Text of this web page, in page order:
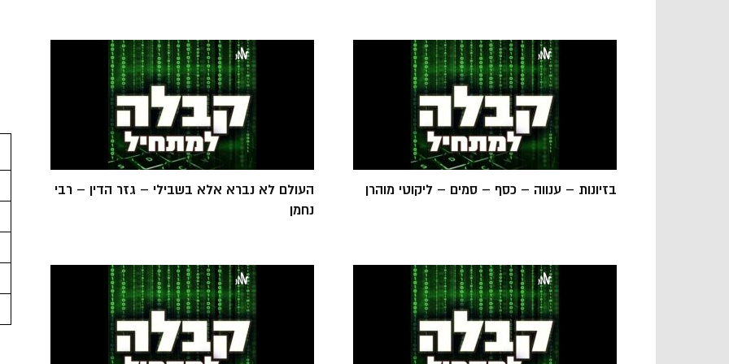
העולם לא נברא אלא בשבילי – גזר הדין – רבי
נחמן
בזיונות – ענווה – כסף – סמים – ליקוטי מוהרן